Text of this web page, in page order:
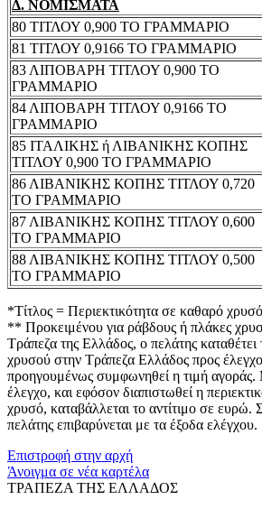
Δ. ΝΟΜΙΣΜΑΤΑ
80 ΤΙΤΛΟΥ 0,900 ΤΟ ΓΡΑΜΜΑΡΙΟ
81 ΤΙΤΛΟΥ 0,9166 ΤΟ ΓΡΑΜΜΑΡΙΟ
83 ΛΙΠΟΒΑΡΗ ΤΙΤΛΟΥ 0,900 ΤΟ
ΓΡΑΜΜΑΡΙΟ
84 ΛΙΠΟΒΑΡΗ ΤΙΤΛΟΥ 0,9166 ΤΟ
ΓΡΑΜΜΑΡΙΟ
85 ΙΤΑΛΙΚΗΣ ή ΛΙΒΑΝΙΚΗΣ ΚΟΠΗΣ
ΤΙΤΛΟΥ 0,900 ΤΟ ΓΡΑΜΜΑΡΙΟ
86 ΛΙΒΑΝΙΚΗΣ ΚΟΠΗΣ ΤΙΤΛΟΥ 0,720
ΤΟ ΓΡΑΜΜΑΡΙΟ
87 ΛΙΒΑΝΙΚΗΣ ΚΟΠΗΣ ΤΙΤΛΟΥ 0,600
ΤΟ ΓΡΑΜΜΑΡΙΟ
88 ΛΙΒΑΝΙΚΗΣ ΚΟΠΗΣ ΤΙΤΛΟΥ 0,500
ΤΟ ΓΡΑΜΜΑΡΙΟ
*Τίτλος = Περιεκτικότητα σε καθαρό χρυσό
** Προκειμένου για ράβδους ή πλάκες
Τράπεζα της Ελλάδος, ο πελάτης καταθέτει
χρυσού στην Τράπεζα Ελλάδος προς
προηγουμένως συμφωνηθεί η τιμή αγοράς.
έλεγχο, και εφόσον διαπιστωθεί η
χρυσό, καταβάλλεται το αντίτιμο σε ευρώ.
πελάτης επιβαρύνεται με τα έξοδα ελέγχου.
Επιστροφή στην αρχή
Άνοιγμα σε νέα καρτέλα
ΤΡΑΠΕΖΑ ΤΗΣ ΕΛΛΑΔΟΣ